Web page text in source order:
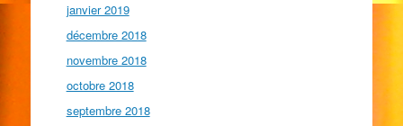
janvier 2019
décembre 2018
novembre 2018
octobre 2018
septembre 2018